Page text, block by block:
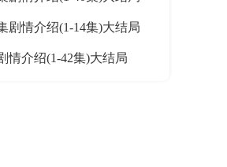
剧情介绍(1-14集)大结局
情介绍(1-42集)大结局